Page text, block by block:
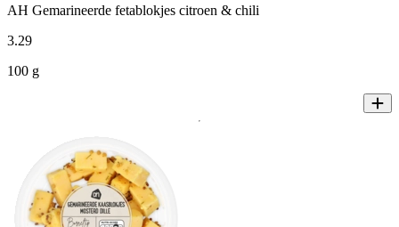
AH Gemarineerde fetablokjes citroen & chili
3.29
100 g